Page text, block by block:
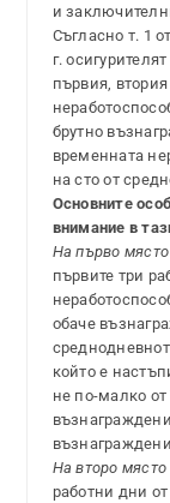
и
Съгласно т. 1
г.
първия,
брутно
временната
на сто от
Основните
внимание в
На първо място
първите три
обаче
който е
не по-малко от
На второ място
работни дни